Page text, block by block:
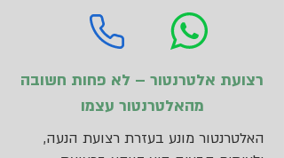
רצועת אלטרנטור – לא פחות חשובה
מהאלטרנטור עצמו
האלטרנטור מונע בעזרת רצועת הנעה,